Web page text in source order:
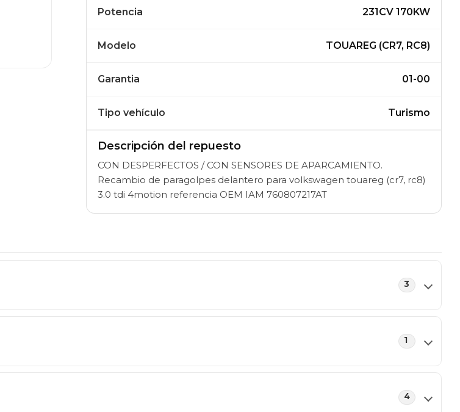
Potencia 231CV 170KW
Modelo TOUAREG (CR7, RC8)
Garantia 01-00
Tipo vehículo Turismo
Descripción del repuesto
CON DESPERFECTOS / CON SENSORES DE APARCAMIENTO.
Recambio de paragolpes delantero para volkswagen touareg (cr7, rc8)
3.0 tdi 4motion referencia OEM IAM 760807217AT
3
1
4